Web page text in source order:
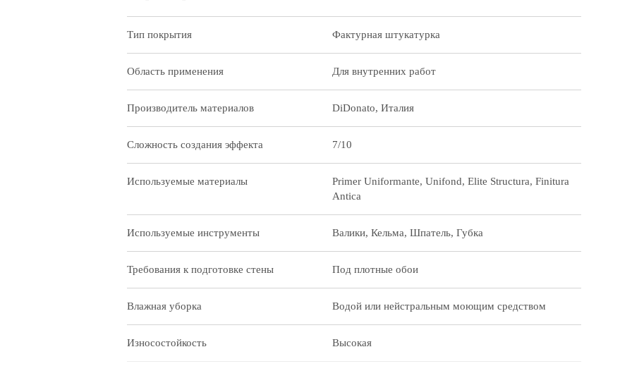
Тип покрытия Фактурная штукатурка
Область применения Для внутренних работ
Производитель материалов DiDonato, Италия
Сложность создания эффекта 7/10
Используемые материалы
Primer Uniformante, Unifond, Elite Structura, Finitura
Antica
Используемые инструменты Валики, Кельма, Шпатель, Губка
Требования к подготовке стены Под плотные обои
Влажная уборка Водой или нейстральным моющим средством
Износостойкость Высокая